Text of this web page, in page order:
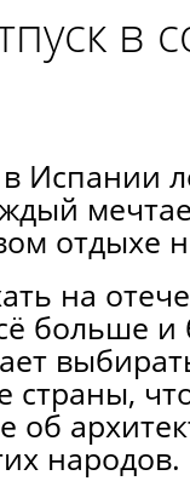
в
в Испании
отдыхе
на
больше и
страны,
об
народов.